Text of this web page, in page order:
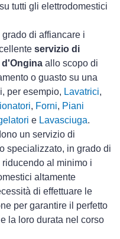
tutti gli elettrodomestici
di affiancare i
servizio di
d'Ongina allo scopo di
o guasto su una
per esempio, Lavatrici,
, Forni, Piani
e Lavasciuga.
un servizio di
specializzato, in grado di
al minimo i
altamente
di effettuare le
per garantire il perfetto
la loro durata nel corso